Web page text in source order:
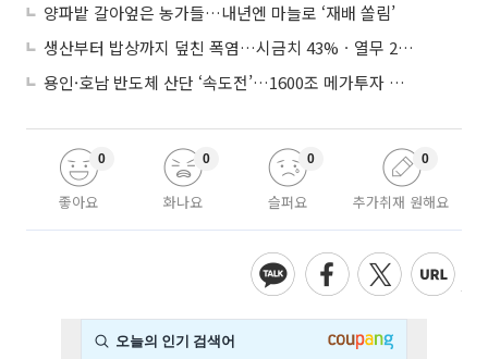
양파밭 갈아엎은 농가들…내년엔 마늘로 ‘재배 쏠림’
생산부터 밥상까지 덮친 폭염…시금치 43%ㆍ열무 28% 급등
용인·호남 반도체 산단 ‘속도전’…1600조 메가투자 이행 총력
좋아요
0
화나요
0
슬퍼요
0
추가취재 원해요
0